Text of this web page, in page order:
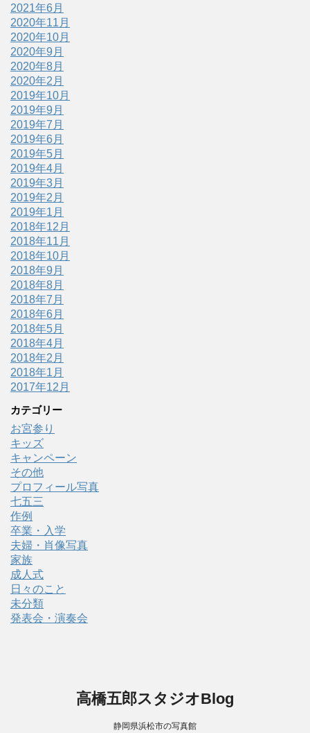
2021年6月
2020年11月
2020年10月
2020年9月
2020年8月
2020年2月
2019年10月
2019年9月
2019年7月
2019年6月
2019年5月
2019年4月
2019年3月
2019年2月
2019年1月
2018年12月
2018年11月
2018年10月
2018年9月
2018年8月
2018年7月
2018年6月
2018年5月
2018年4月
2018年2月
2018年1月
2017年12月
カテゴリー
お宮参り
キッズ
キャンペーン
その他
プロフィール写真
七五三
作例
卒業・入学
夫婦・肖像写真
家族
成人式
日々のこと
未分類
発表会・演奏会
高橋五郎スタジオBlog
静岡県浜松市の写真館